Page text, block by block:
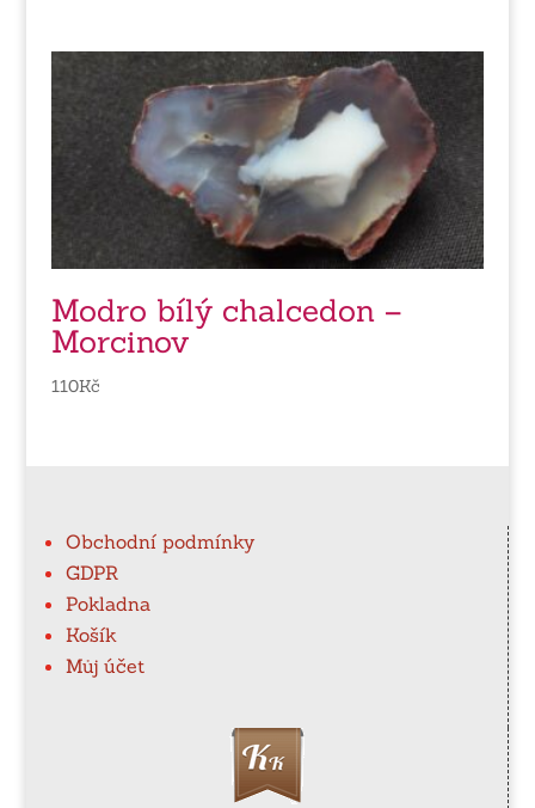
Modro bílý chalcedon –
Morcinov
110Kč
Obchodní podmínky
GDPR
Pokladna
Košík
Můj účet